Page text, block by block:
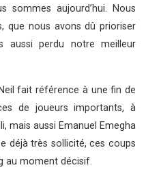
sommes aujourd’hui. Nous
que nous avons dû prioriser
aussi perdu notre meilleur
fait référence à une fin de
de joueurs importants, à
mais aussi Emanuel Emegha
déjà très sollicité, ces coups
au moment décisif.